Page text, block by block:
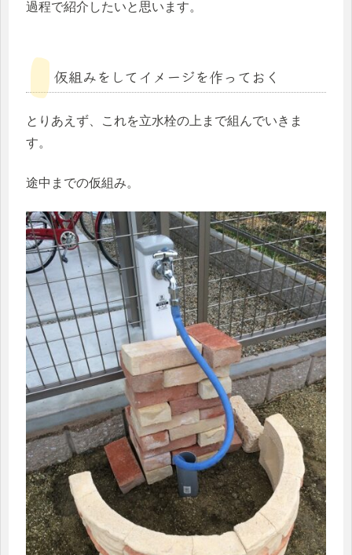
過程で紹介したいと思います。
仮組みをしてイメージを作っておく
とりあえず、これを立水栓の上まで組んでいきま
す。
途中までの仮組み。